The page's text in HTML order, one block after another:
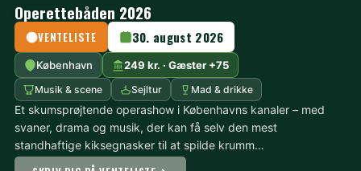
Operettebåden 2026
VENTELISTE 30. august 2026
København 249 kr. · Gæster +75
Musik & scene Sejltur Mad & drikke
Et skumsprøjtende operashow i Københavns kanaler – med
svaner, drama og musik, der kan få selv den mest
standhaftige kiksegnasker til at spilde krumm…